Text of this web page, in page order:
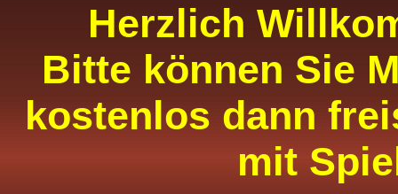
Herzlich
Bitte können Sie
kostenlos dann
mit